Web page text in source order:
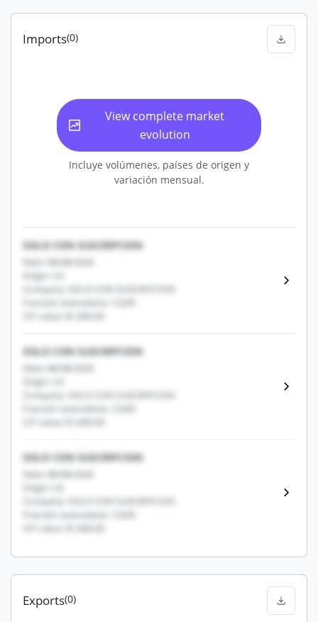
Imports(0)
View complete market
evolution
Incluye volúmenes, países de origen y
variación mensual.
SOLO CON SUSCRIPCION
Date: 08/08/2026
Origin: US
Company: SOLO CON SUSCRIPCION
Fracción arancelaria: 12345
CIF value: $1,000.00
SOLO CON SUSCRIPCION
Date: 08/08/2026
Origin: US
Company: SOLO CON SUSCRIPCION
Fracción arancelaria: 12345
CIF value: $1,000.00
SOLO CON SUSCRIPCION
Date: 08/08/2026
Origin: US
Company: SOLO CON SUSCRIPCION
Fracción arancelaria: 12345
CIF value: $1,000.00
Exports(0)